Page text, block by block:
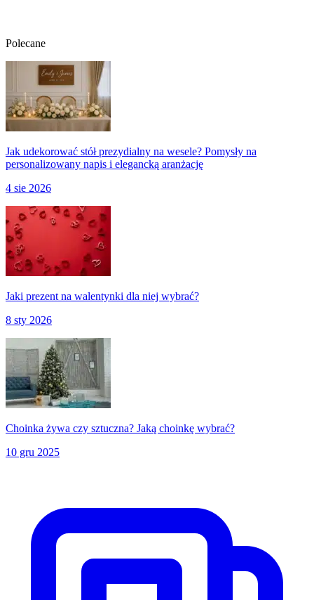
Polecane
Jak udekorować stół prezydialny na wesele? Pomysły na
personalizowany napis i elegancką aranżację
4 sie 2026
Jaki prezent na walentynki dla niej wybrać?
8 sty 2026
Choinka żywa czy sztuczna? Jaką choinkę wybrać?
10 gru 2025